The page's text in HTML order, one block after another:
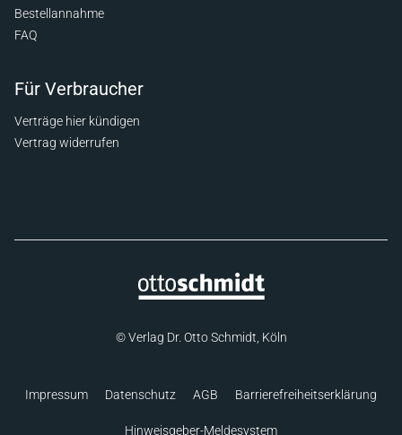
Bestellannahme
FAQ
Für Verbraucher
Verträge hier kündigen
Vertrag widerrufen
© Verlag Dr. Otto Schmidt, Köln
Impressum Datenschutz AGB Barrierefreiheitserklärung
Hinweisgeber-Meldesystem